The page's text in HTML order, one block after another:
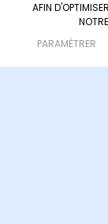
AFIN
PARAMÉTRER
Agence
— depuis 2008